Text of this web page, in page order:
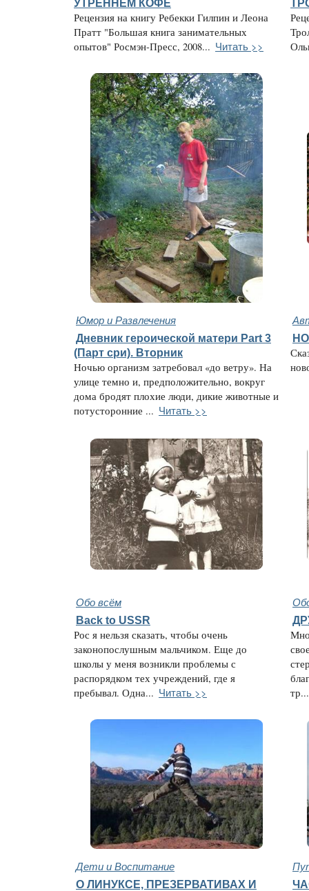
УТРЕННЕМ КОФЕ
Рецензия на книгу Ребекки Гилпин и Леона
Пратт "Большая книга занимательных
опытов" Росмэн-Пресс, 2008... Читать >>
Юмор и Развлечения
Дневник героической матери Part 3
(Парт сри). Вторник
Ночью организм затребовал «до ветру». На
улице темно и, предположительно, вокруг
дома бродят плохие люди, дикие животные и
потусторонние ... Читать >>
Обо всём
Back to USSR
Рос я нельзя сказать, чтобы очень
законопослушным мальчиком. Еще до
школы у меня возникли проблемы с
распорядком тех учреждений, где я
пребывал. Одна... Читать >>
тр...
Дети и Воспитание
О ЛИНУКСЕ, ПРЕЗЕРВАТИВАХ И